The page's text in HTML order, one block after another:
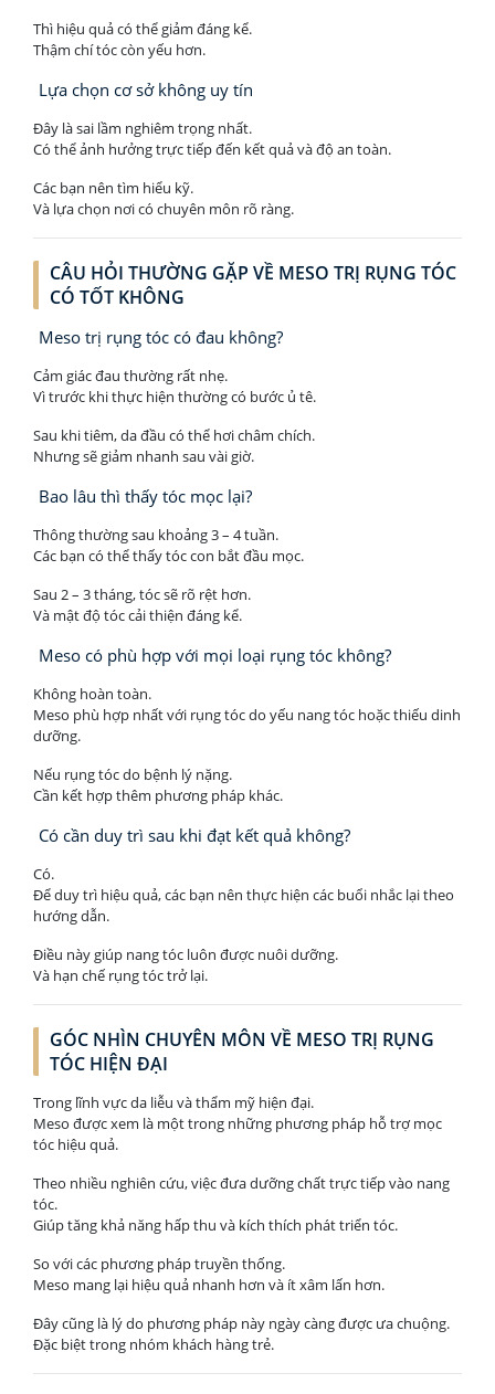
Thì hiệu quả có thể giảm đáng kể.
Thậm chí tóc còn yếu hơn.
Lựa chọn cơ sở không uy tín
Đây là sai lầm nghiêm trọng nhất.
Có thể ảnh hưởng trực tiếp đến kết quả và độ an toàn.
Các bạn nên tìm hiểu kỹ.
Và lựa chọn nơi có chuyên môn rõ ràng.
CÂU HỎI THƯỜNG GẶP VỀ MESO TRỊ RỤNG TÓC
CÓ TỐT KHÔNG
Meso trị rụng tóc có đau không?
Cảm giác đau thường rất nhẹ.
Vì trước khi thực hiện thường có bước ủ tê.
Sau khi tiêm, da đầu có thể hơi châm chích.
Nhưng sẽ giảm nhanh sau vài giờ.
Bao lâu thì thấy tóc mọc lại?
Thông thường sau khoảng 3 – 4 tuần.
Các bạn có thể thấy tóc con bắt đầu mọc.
Sau 2 – 3 tháng, tóc sẽ rõ rệt hơn.
Và mật độ tóc cải thiện đáng kể.
Meso có phù hợp với mọi loại rụng tóc không?
Không hoàn toàn.
Meso phù hợp nhất với rụng tóc do yếu nang tóc hoặc thiếu dinh
dưỡng.
Nếu rụng tóc do bệnh lý nặng.
Cần kết hợp thêm phương pháp khác.
Có cần duy trì sau khi đạt kết quả không?
Có.
Để duy trì hiệu quả, các bạn nên thực hiện các buổi nhắc lại theo
hướng dẫn.
Điều này giúp nang tóc luôn được nuôi dưỡng.
Và hạn chế rụng tóc trở lại.
GÓC NHÌN CHUYÊN MÔN VỀ MESO TRỊ RỤNG
TÓC HIỆN ĐẠI
Trong lĩnh vực da liễu và thẩm mỹ hiện đại.
Meso được xem là một trong những phương pháp hỗ trợ mọc
tóc hiệu quả.
Theo nhiều nghiên cứu, việc đưa dưỡng chất trực tiếp vào nang
tóc.
Giúp tăng khả năng hấp thu và kích thích phát triển tóc.
So với các phương pháp truyền thống.
Meso mang lại hiệu quả nhanh hơn và ít xâm lấn hơn.
Đây cũng là lý do phương pháp này ngày càng được ưa chuộng.
Đặc biệt trong nhóm khách hàng trẻ.